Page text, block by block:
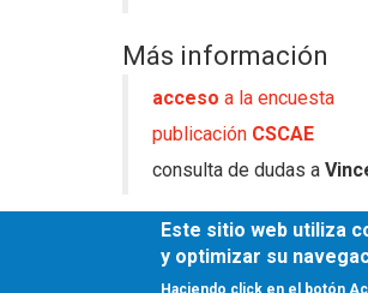
Más información
acceso a la encuesta
publicación CSCAE
consulta de dudas a
Fuente
Este sitio web utiliza
y optimizar su
Haciendo click en el botón